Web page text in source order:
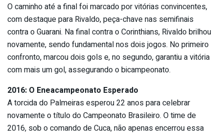
O caminho até a final foi marcado por vitórias convincentes,
com destaque para Rivaldo, peça-chave nas semifinais
contra o Guarani. Na final contra o Corinthians, Rivaldo brilhou
novamente, sendo fundamental nos dois jogos. No primeiro
confronto, marcou dois gols e, no segundo, garantiu a vitória
com mais um gol, assegurando o bicampeonato.
2016: O Eneacampeonato Esperado
A torcida do Palmeiras esperou 22 anos para celebrar
novamente o título do Campeonato Brasileiro. O time de
2016, sob o comando de Cuca, não apenas encerrou essa